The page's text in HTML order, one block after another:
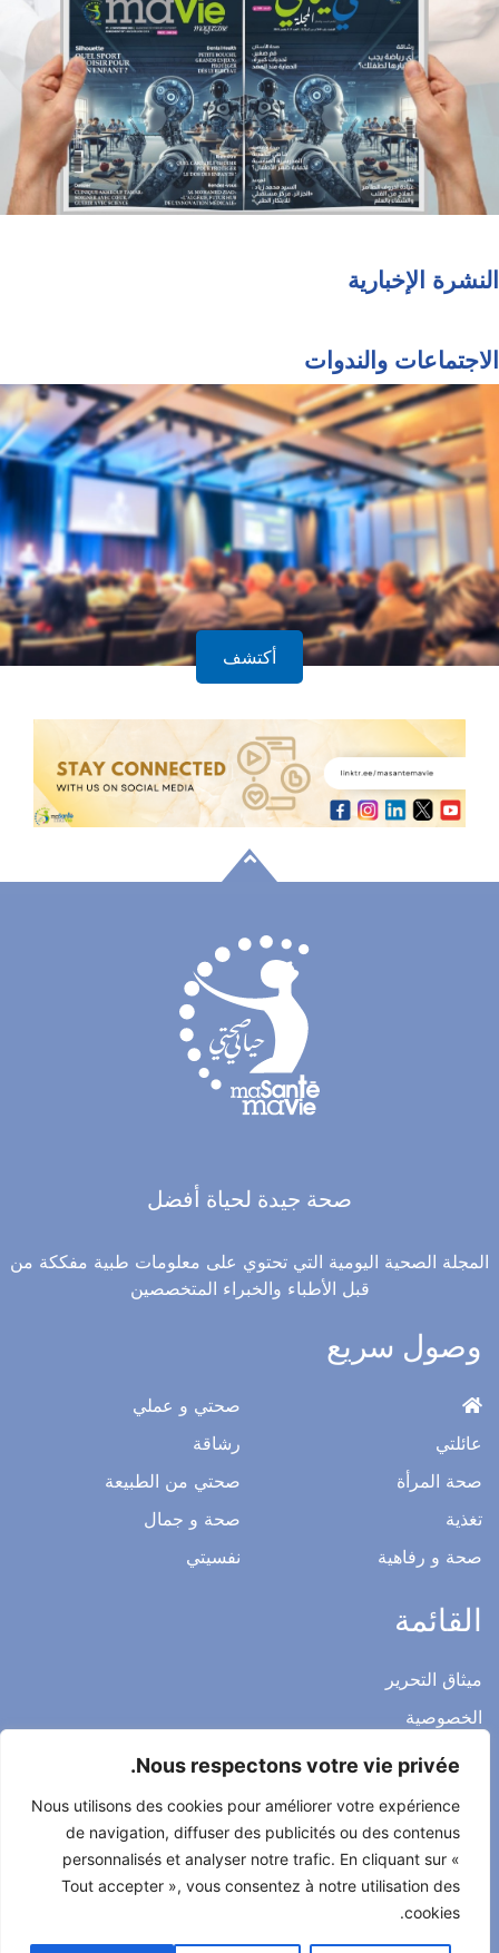
Nous respectons votre vie privée.
Nous utilisons des cookies pour améliorer votre expérience
de navigation, diffuser des publicités ou des contenus
personnalisés et analyser notre trafic. En cliquant sur «
Tout accepter », vous consentez à notre utilisation des
cookies.
النشرة الإخبارية
الاجتماعات والندوات
أكتشف
صحة جيدة لحياة أفضل
المجلة الصحية اليومية التي تحتوي على معلومات طبية مفككة من
قبل الأطباء والخبراء المتخصصين
وصول سريع
عائلتي
صحة المرأة
تغذية
صحة و رفاهية
صحتي و عملي
رشاقة
صحتي من الطبيعة
صحة و جمال
نفسيتي
القائمة
ميثاق التحرير
الخصوصية
الاشعار القانوني
اتصل بنا